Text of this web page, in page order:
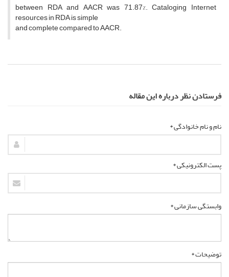
between RDA and AACR was 71.87%. Cataloging Internet
resources in RDA is simple
and complete compared to AACR.
فرستادن نظر درباره این مقاله
نام و نام خانوادگی *
پست الکترونیکی *
وابستگی سازمانی *
توضیحات *